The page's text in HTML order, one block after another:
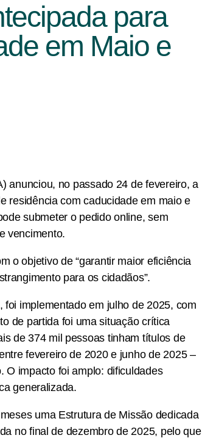
para
em Maio e
anunciou, no passado 24 de fevereiro, a
residência com caducidade em maio e
submeter o pedido online, sem
vencimento.
o objetivo de “garantir maior eficiência
para os cidadãos”.
implementado em julho de 2025, com
de partida foi uma situação crítica
de 374 mil pessoas tinham títulos de
fevereiro de 2020 e junho de 2025 –
O impacto foi amplo: dificuldades
generalizada.
uma Estrutura de Missão dedicada
no final de dezembro de 2025, pelo que